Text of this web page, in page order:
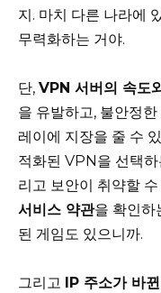
지. 마치 다른 나라에
무력화하는 거야.
단, VPN 서버의 속도
을 유발하고, 불안정
레이에 지장을 줄 수
적화된 VPN을 선택
리고 보안이 취약할
서비스 약관을 확인하
된 게임도 있으니까.
그리고
IP 주소가 바